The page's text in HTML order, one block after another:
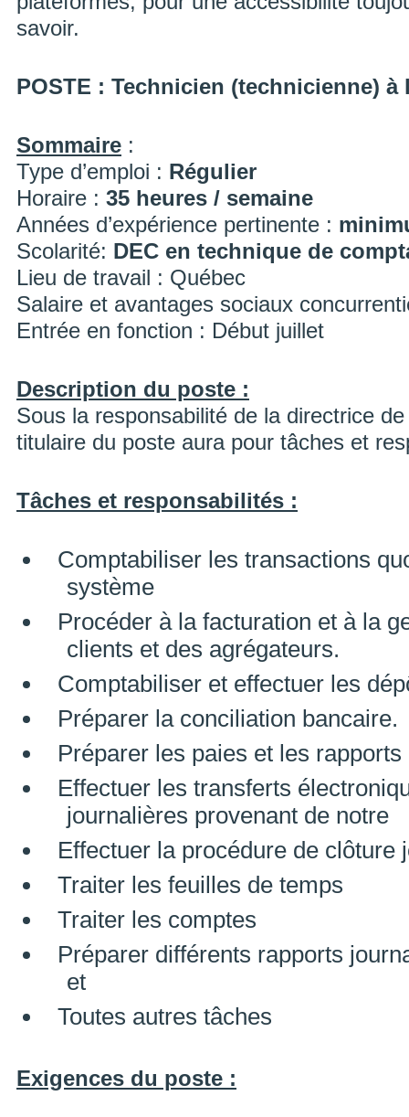
savoir.
POSTE : Technicien (technicienne)
Sommaire :
Type d’emploi : Régulier
Horaire : 35 heures / semaine
Années d’expérience pertinente :
Scolarité: DEC en technique de
Lieu de travail : Québec
Salaire et avantages sociaux
Entrée en fonction : Début juillet
Description du poste :
Sous la responsabilité de la directrice de
titulaire du poste aura pour tâches et
Tâches et responsabilités :
Comptabiliser les transactions
système
Procéder à la facturation et à la
clients et des agrégateurs.
Comptabiliser et effectuer les
Préparer la conciliation bancaire.
Préparer les paies et les
Effectuer les transferts
journalières provenant de notre
Effectuer la procédure de clôture
Traiter les feuilles de temps
Traiter les comptes
Préparer différents rapports
et
Toutes autres tâches
Exigences du poste :